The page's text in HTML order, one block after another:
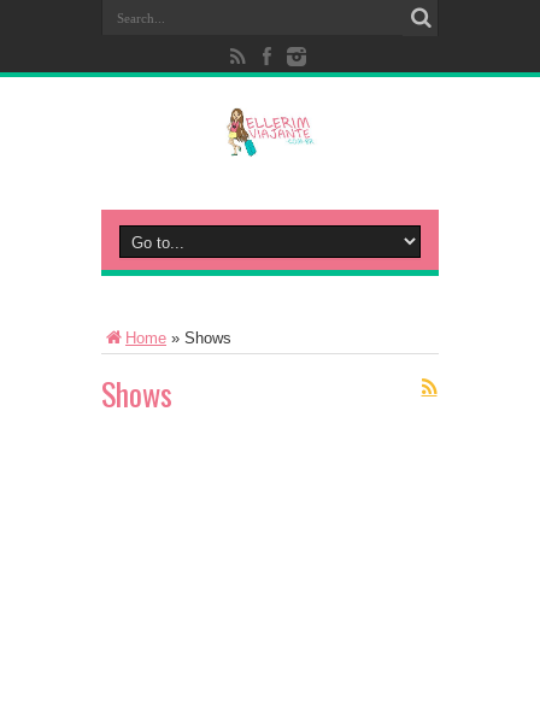
Home » Shows
Shows